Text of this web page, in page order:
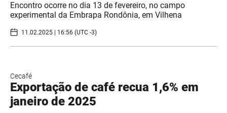
Encontro ocorre no dia 13 de fevereiro, no campo
experimental da Embrapa Rondônia, em Vilhena
11.02.2025 | 16:56 (UTC -3)
Cecafé
Exportação de café recua 1,6% em
janeiro de 2025